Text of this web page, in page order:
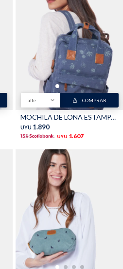
Talle COMPRAR
MOCHILA DE LONA ESTAMPADA - Azul
UYU 1.890
UYU 1.607